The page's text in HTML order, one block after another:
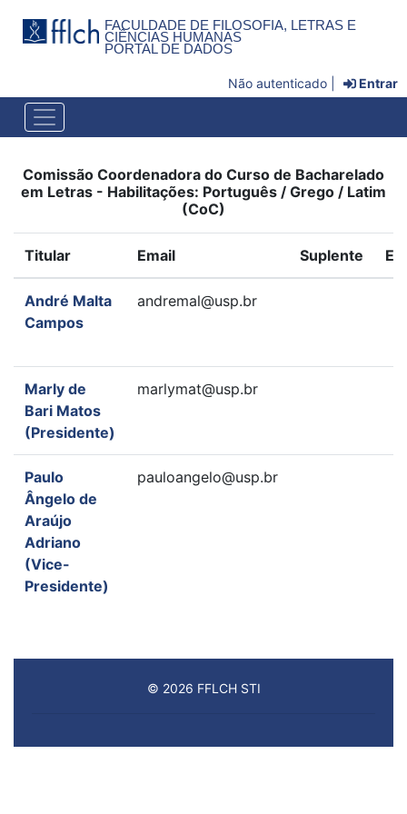
FACULDADE DE FILOSOFIA, LETRAS E
CIÊNCIAS HUMANAS
PORTAL DE DADOS
Não autenticado | Entrar
Comissão Coordenadora do Curso de Bacharelado
em Letras - Habilitações: Português / Grego / Latim
(CoC)
Titular Email Suplente
André Malta
Campos
andremal@usp.br
Marly de
Bari Matos
(Presidente)
marlymat@usp.br
Paulo
Ângelo de
Araújo
Adriano
(Vice-
Presidente)
pauloangelo@usp.br
© 2026 FFLCH STI